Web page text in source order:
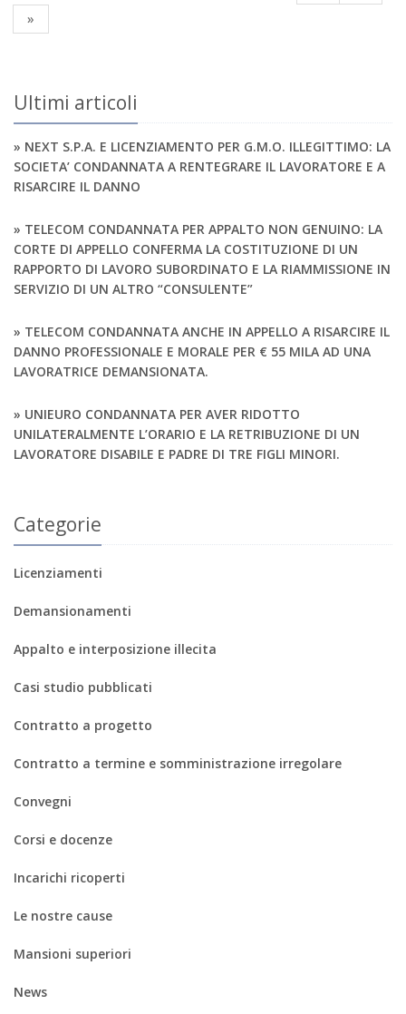
»
Ultimi articoli
» NEXT S.P.A. E LICENZIAMENTO PER G.M.O. ILLEGITTIMO: LA
SOCIETA’ CONDANNATA A RENTEGRARE IL LAVORATORE E A
RISARCIRE IL DANNO
» TELECOM CONDANNATA PER APPALTO NON GENUINO: LA
CORTE DI APPELLO CONFERMA LA COSTITUZIONE DI UN
RAPPORTO DI LAVORO SUBORDINATO E LA RIAMMISSIONE IN
SERVIZIO DI UN ALTRO “CONSULENTE”
» TELECOM CONDANNATA ANCHE IN APPELLO A RISARCIRE IL
DANNO PROFESSIONALE E MORALE PER € 55 MILA AD UNA
LAVORATRICE DEMANSIONATA.
» UNIEURO CONDANNATA PER AVER RIDOTTO
UNILATERALMENTE L’ORARIO E LA RETRIBUZIONE DI UN
LAVORATORE DISABILE E PADRE DI TRE FIGLI MINORI.
Categorie
Licenziamenti
Demansionamenti
Appalto e interposizione illecita
Casi studio pubblicati
Contratto a progetto
Contratto a termine e somministrazione irregolare
Convegni
Corsi e docenze
Incarichi ricoperti
Le nostre cause
Mansioni superiori
News